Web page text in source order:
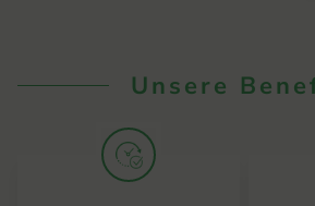
Unsere